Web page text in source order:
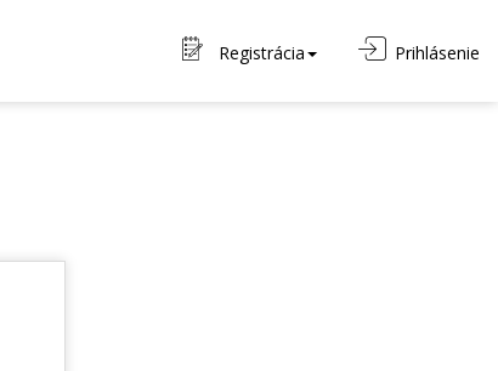
Registrácia Prihlásenie